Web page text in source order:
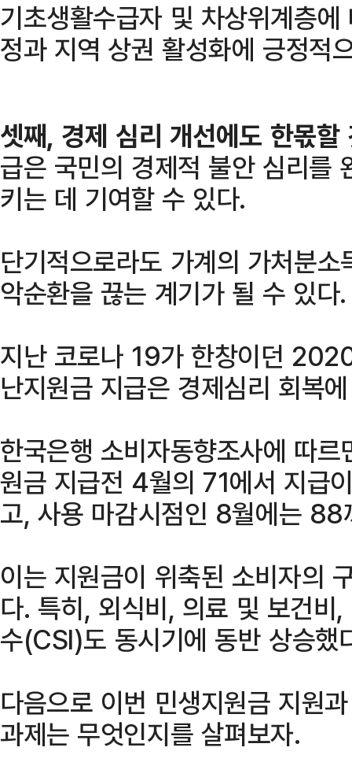
기초생활수급자 및 차상위계층
정과 지역 상권 활성화에 긍정적
셋째, 경제 심리 개선에도 한몫할
급은 국민의 경제적 불안 심리를
키는 데 기여할 수 있다.
단기적으로라도 가계의 가처분
악순환을 끊는 계기가 될 수 있다.
지난 코로나 19가 한창이던
난지원금 지급은 경제심리 회복
한국은행 소비자동향조사에 따
원금 지급전 4월의 71에서 지급
고, 사용 마감시점인 8월에는 88
이는 지원금이 위축된 소비자의
다. 특히, 외식비, 의료 및 보건비
수(CSI)도 동시기에 동반 상승했
다음으로 이번 민생지원금 지원
과제는 무엇인지를 살펴보자.